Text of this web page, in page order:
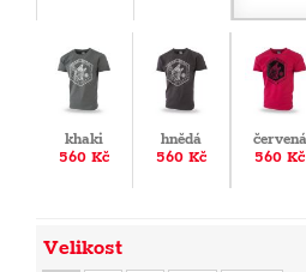
khaki
560 Kč
hnědá
560 Kč
červená
560 Kč
Velikost